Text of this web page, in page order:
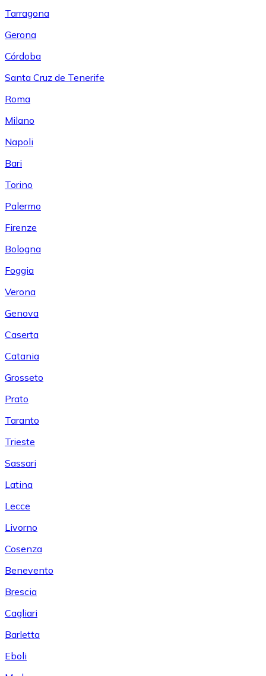
Tarragona
Gerona
Córdoba
Santa Cruz de Tenerife
Roma
Milano
Napoli
Bari
Torino
Palermo
Firenze
Bologna
Foggia
Verona
Genova
Caserta
Catania
Grosseto
Prato
Taranto
Trieste
Sassari
Latina
Lecce
Livorno
Cosenza
Benevento
Brescia
Cagliari
Barletta
Eboli